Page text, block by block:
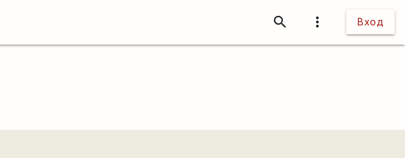
more_vert Вход
search